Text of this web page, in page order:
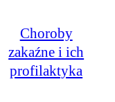
Choroby
zakaźne i ich
profilaktyka